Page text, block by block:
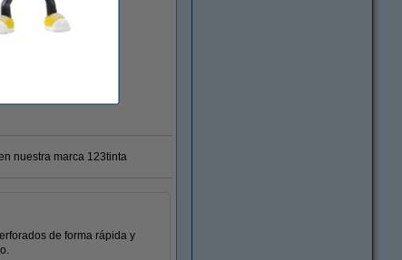
nuestra marca 123tinta
de forma rápida y